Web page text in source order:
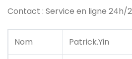
Contact : Service en ligne 24h/
Nom Patrick.Yin